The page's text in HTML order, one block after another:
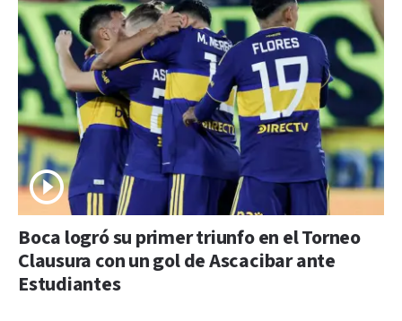
Boca logró su primer triunfo en el Torneo
Clausura con un gol de Ascacibar ante
Estudiantes